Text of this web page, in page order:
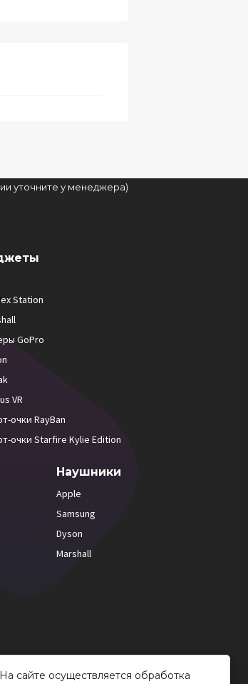
уточните у менеджера)
Station
GoPro
VR
очки RayBan
очки Starfire Kylie Edition
Наушники
Apple
Samsung
Dyson
Marshall
На сайте осуществляется обработка